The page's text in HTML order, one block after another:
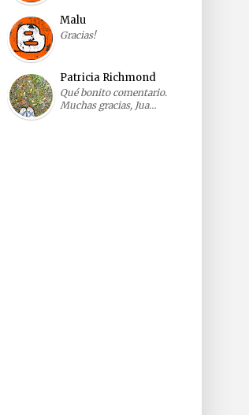
Malu
Gracias!
Patricia Richmond
Qué bonito comentario.
Muchas gracias, Jua…